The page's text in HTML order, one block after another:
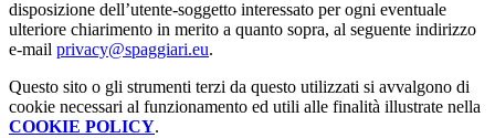
disposizione dell’utente-soggetto interessato per ogni eventuale
ulteriore chiarimento in merito a quanto sopra, al seguente indirizzo
e-mail privacy@spaggiari.eu.
Questo sito o gli strumenti terzi da questo utilizzati si avvalgono di
cookie necessari al funzionamento ed utili alle finalità illustrate nella
COOKIE POLICY.